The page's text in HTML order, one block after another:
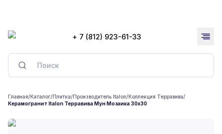
+ 7 (812) 923-61-33
Главная/Каталог/Плитка/Производитель Italon/Коллекция Терравива/
Керамогранит Italon Терравива Мун Мозаика 30x30